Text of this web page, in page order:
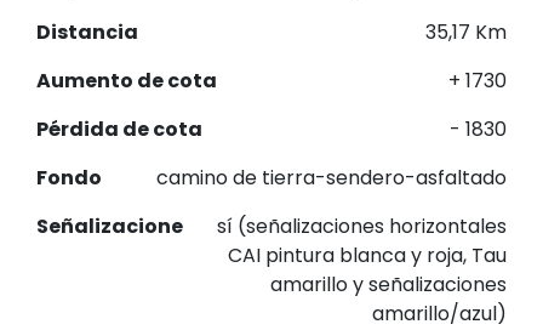
Distancia
35,17 Km
Aumento de cota
+ 1730
Pérdida de cota
- 1830
Fondo
camino de tierra-sendero-asfaltado
Señalizacione
sí (señalizaciones horizontales
CAI pintura blanca y roja, Tau
amarillo y señalizaciones
amarillo/azul)